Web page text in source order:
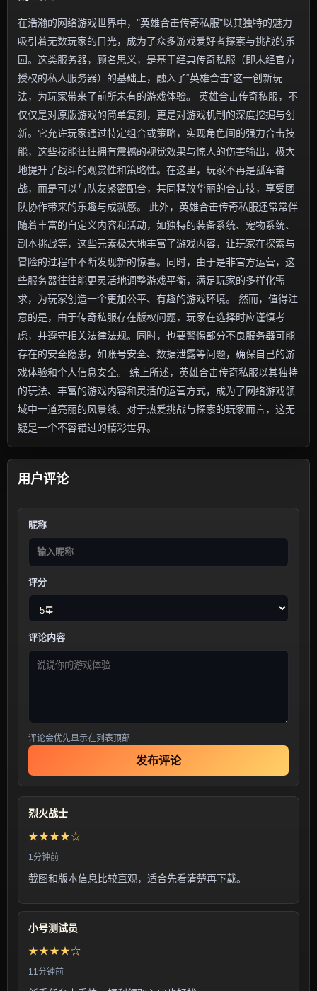
在浩瀚的网络游戏世界中，"英雄合击传奇私服"以其独特的魅力
吸引着无数玩家的目光，成为了众多游戏爱好者探索与挑战的乐
园。这类服务器，顾名思义，是基于经典传奇私服（即未经官方
授权的私人服务器）的基础上，融入了“英雄合击”这一创新玩
法，为玩家带来了前所未有的游戏体验。 英雄合击传奇私服，不
仅仅是对原版游戏的简单复刻，更是对游戏机制的深度挖掘与创
新。它允许玩家通过特定组合或策略，实现角色间的强力合击技
能，这些技能往往拥有震撼的视觉效果与惊人的伤害输出，极大
地提升了战斗的观赏性和策略性。在这里，玩家不再是孤军奋
战，而是可以与队友紧密配合，共同释放华丽的合击技，享受团
队协作带来的乐趣与成就感。 此外，英雄合击传奇私服还常常伴
随着丰富的自定义内容和活动，如独特的装备系统、宠物系统、
副本挑战等，这些元素极大地丰富了游戏内容，让玩家在探索与
冒险的过程中不断发现新的惊喜。同时，由于是非官方运营，这
些服务器往往能更灵活地调整游戏平衡，满足玩家的多样化需
求，为玩家创造一个更加公平、有趣的游戏环境。 然而，值得注
意的是，由于传奇私服存在版权问题，玩家在选择时应谨慎考
虑，并遵守相关法律法规。同时，也要警惕部分不良服务器可能
存在的安全隐患，如账号安全、数据泄露等问题，确保自己的游
戏体验和个人信息安全。 综上所述，英雄合击传奇私服以其独特
的玩法、丰富的游戏内容和灵活的运营方式，成为了网络游戏领
域中一道亮丽的风景线。对于热爱挑战与探索的玩家而言，这无
疑是一个不容错过的精彩世界。
用户评论
昵称
评分
评论内容
评论会优先显示在列表顶部
发布评论
烈火战士
★★★★☆
1分钟前
截图和版本信息比较直观，适合先看清楚再下载。
小号测试员
★★★★☆
11分钟前